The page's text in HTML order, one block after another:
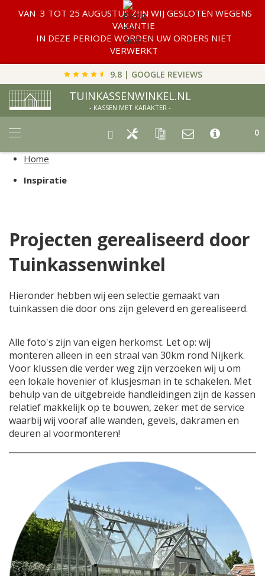
VAN 3 TOT 25 AUGUSTUS ZIJN WIJ GESLOTEN WEGENS
VAKANTIE
IN DEZE PERIODE WORDEN UW ORDERS NIET
VERWERKT
9.8 | GOOGLE REVIEWS
TUINKASSENWINKEL.NL
- KASSEN MET KARAKTER -
0
Home
Inspiratie
Projecten gerealiseerd door
Tuinkassenwinkel
Hieronder hebben wij een selectie gemaakt van
tuinkassen die door ons zijn geleverd en gerealiseerd.
Alle foto's zijn van eigen herkomst. Let op: wij
monteren alleen in een straal van 30km rond Nijkerk.
Voor klussen die verder weg zijn verzoeken wij u om
een lokale hovenier of klusjesman in te schakelen. Met
behulp van de uitgebreide handleidingen zijn de kassen
relatief makkelijk op te bouwen, zeker met de service
waarbij wij vooraf alle wanden, gevels, dakramen en
deuren al voormonteren!